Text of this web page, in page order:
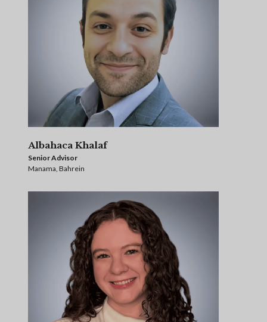
Albahaca Khalaf
Senior Advisor
Manama, Bahrein